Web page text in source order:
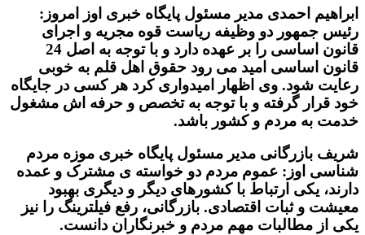
ابراهیم احمدی مدیر مسئول پایگاه خبری اوز امروز:
رئیس جمهور دو وظیفه ریاست قوه مجریه و اجرای
قانون اساسی را بر عهده دارد و با توجه به اصل 24
قانون اساسی امید می رود حقوق اهل قلم به خوبی
رعایت شود. وی اظهار امیدواری کرد هر کسی در جایگاه
خود قرار گرفته و با توجه به تخصص و حرفه اش مشغول
خدمت به مردم و کشور باشد.
شریف بازرگانی مدیر مسئول پایگاه خبری موزه مردم
شناسی اوز: عموم مردم دو خواسته ی مشترک و عمده
دارند، یکی ارتباط با کشورهای دیگر و دیگری بهبود
معیشت و ثبات اقتصادی. بازرگانی، رفع فیلترینگ را نیز
یکی از مطالبات مهم مردم و خبرنگاران دانست.